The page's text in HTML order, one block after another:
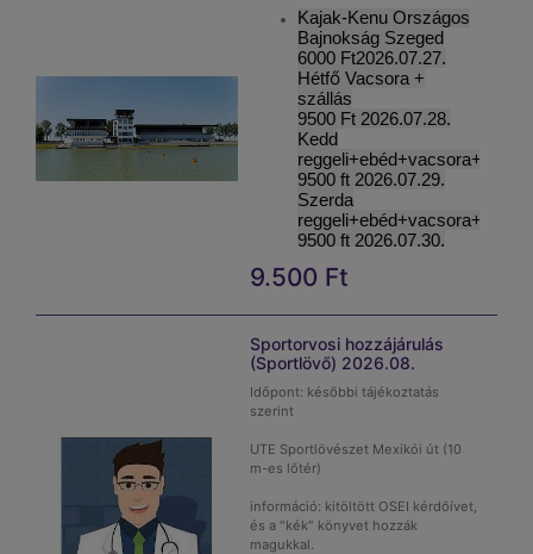
Kajak-Kenu Országos
Bajnokság Szeged
6000 Ft2026.07.27.
Hétfő Vacsora +
szállás
9500 Ft 2026.07.28.
Kedd
9500 ft 2026.07.29.
Szerda
9500 ft 2026.07.30.
Péntek
9500 ft 2026.08.01.
Szombat
Vasárnap
bankkártyával rendezni!
Fizetési határidő:2026.07.29
Kérem annyi napot vegyem
9.500 Ft
Sportorvosi hozzájárulás
(Sportlövő) 2026.08.
Időpont: későbbi tájékoztatás
szerint
UTE Sportlövészet Mexikói út (10
m-es lőtér)
információ: kitöltött OSEI kérdőívet,
és a "kék" könyvet hozzák
magukkal.